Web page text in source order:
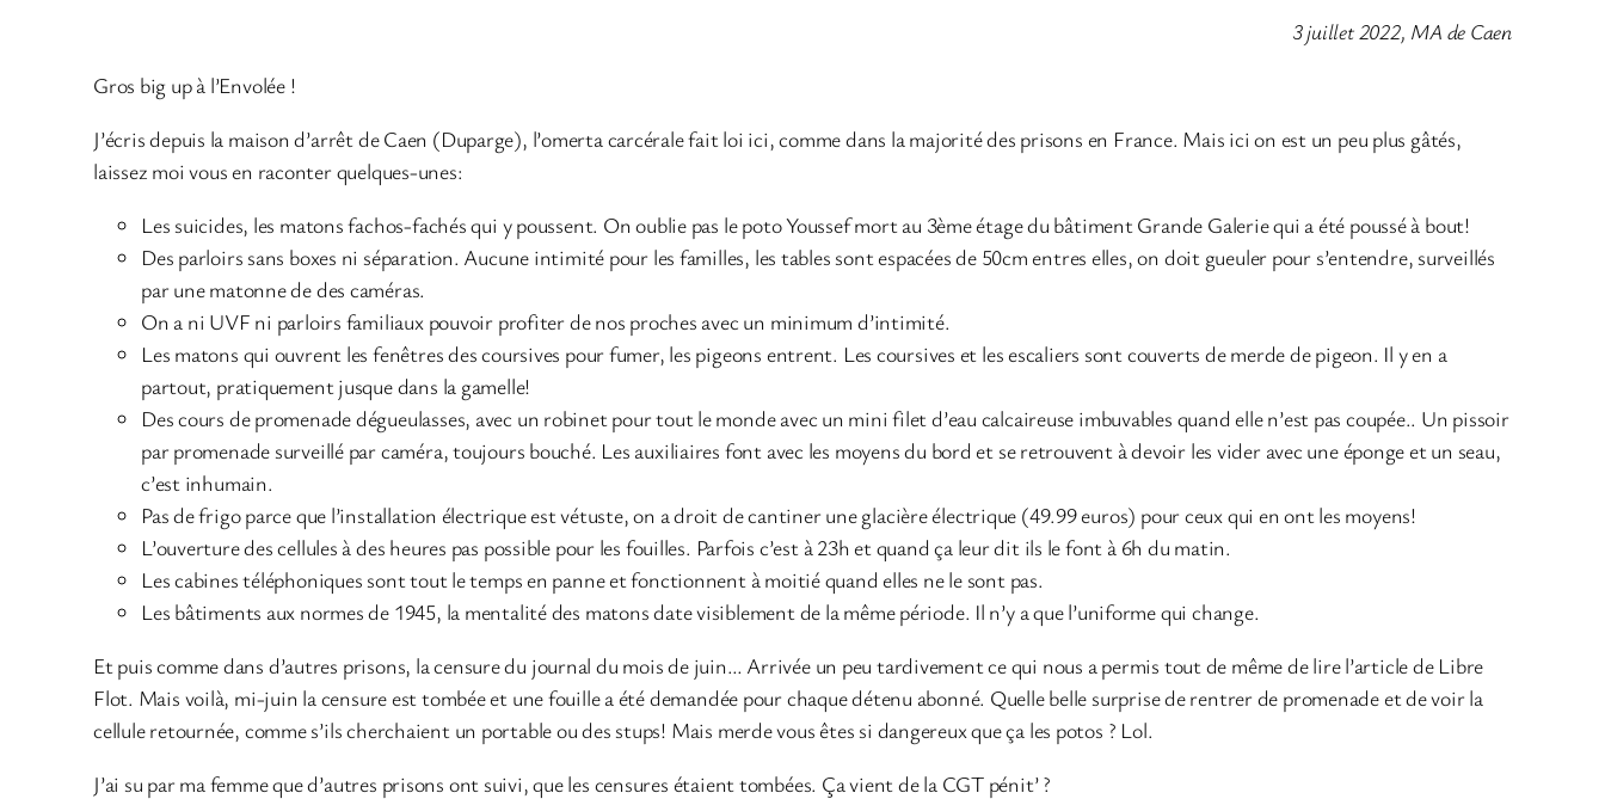
3 juillet 2022, MA de Caen
Gros big up à l’Envolée !
J’écris depuis la maison d’arrêt de Caen (Duparge), l’omerta carcérale fait loi ici, comme dans la majorité des prisons en France. Mais ici on est un peu plus gâtés,
laissez moi vous en raconter quelques-unes:
Les suicides, les matons fachos-fachés qui y poussent. On oublie pas le poto Youssef mort au 3ème étage du bâtiment Grande Galerie qui a été poussé à bout!
Des parloirs sans boxes ni séparation. Aucune intimité pour les familles, les tables sont espacées de 50cm entres elles, on doit gueuler pour s’entendre, surveillés
par une matonne de des caméras.
On a ni UVF ni parloirs familiaux pouvoir profiter de nos proches avec un minimum d’intimité.
Les matons qui ouvrent les fenêtres des coursives pour fumer, les pigeons entrent. Les coursives et les escaliers sont couverts de merde de pigeon. Il y en a
partout, pratiquement jusque dans la gamelle!
Des cours de promenade dégueulasses, avec un robinet pour tout le monde avec un mini filet d’eau calcaireuse imbuvables quand elle n’est pas coupée.. Un pissoir
par promenade surveillé par caméra, toujours bouché. Les auxiliaires font avec les moyens du bord et se retrouvent à devoir les vider avec une éponge et un seau,
c’est inhumain.
Pas de frigo parce que l’installation électrique est vétuste, on a droit de cantiner une glacière électrique (49.99 euros) pour ceux qui en ont les moyens!
L’ouverture des cellules à des heures pas possible pour les fouilles. Parfois c’est à 23h et quand ça leur dit ils le font à 6h du matin.
Les cabines téléphoniques sont tout le temps en panne et fonctionnent à moitié quand elles ne le sont pas.
Les bâtiments aux normes de 1945, la mentalité des matons date visiblement de la même période. Il n’y a que l’uniforme qui change.
Et puis comme dans d’autres prisons, la censure du journal du mois de juin… Arrivée un peu tardivement ce qui nous a permis tout de même de lire l’article de Libre
Flot. Mais voilà, mi-juin la censure est tombée et une fouille a été demandée pour chaque détenu abonné. Quelle belle surprise de rentrer de promenade et de voir la
cellule retournée, comme s’ils cherchaient un portable ou des stups! Mais merde vous êtes si dangereux que ça les potos ? Lol.
J’ai su par ma femme que d’autres prisons ont suivi, que les censures étaient tombées. Ça vient de la CGT pénit’ ?